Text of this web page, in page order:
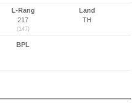
L-Rang
217
(147)
Land
TH
BPL